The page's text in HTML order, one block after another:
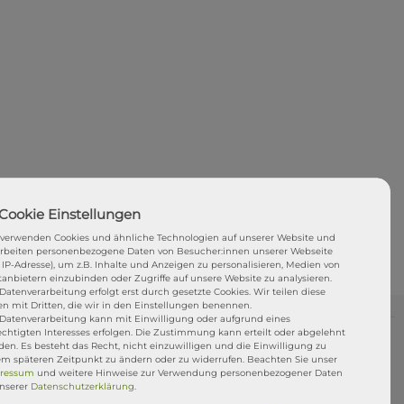
uns gekaufte ISUP kommt mit einer1jährigen
verursachte Schäden z.B. ihr macht Euch
D-Ring aus, ihr brecht den Finnenkasten usw..
Cookies und ähnliche Technologien auf unserer Website und
personenbezogene Daten von Besucher:innen unserer Webseite
IP-Adresse), um z.B. Inhalte und Anzeigen zu personalisieren, Medien von
einzubinden oder Zugriffe auf unsere Website zu analysieren.
erfolgt erst durch gesetzte Cookies. Wir teilen diese
mit Dritten, die wir in den Einstellungen benennen.
kann mit Einwilligung oder aufgrund eines
Interesses erfolgen. Die Zustimmung kann erteilt oder abgelehnt
Es besteht das Recht, nicht einzuwilligen und die Einwilligung zu
späteren Zeitpunkt zu ändern oder zu widerrufen. Beachten Sie unser
und weitere Hinweise zur Verwendung personenbezogener Daten
Daten­schutz­erklärung.